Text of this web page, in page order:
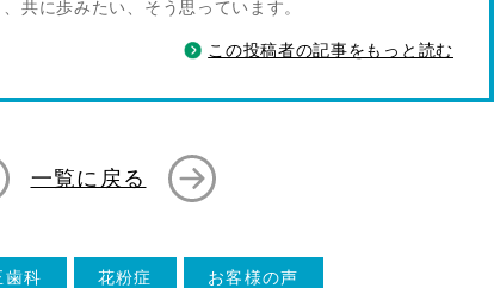
共に歩みたい、そう思っています。
この投稿者の記事をもっと読む
一覧に戻る
歯科 花粉症 お客様の声